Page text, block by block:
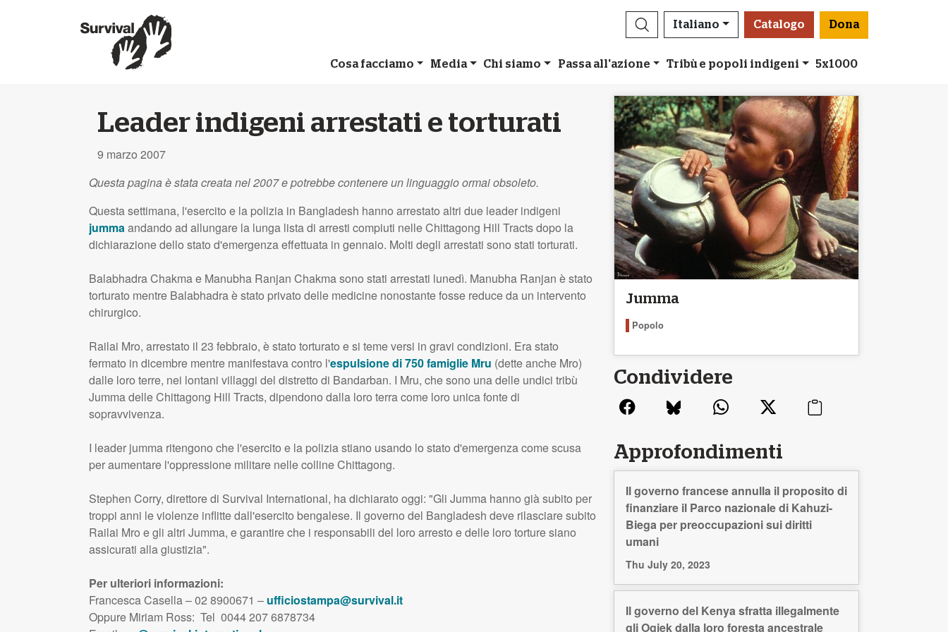
Italiano Catalogo Dona
Cosa facciamo Media Chi siamo Passa all'azione Tribù e popoli indigeni 5x1000
Leader indigeni arrestati e torturati
9 marzo 2007
Questa pagina è stata creata nel 2007 e potrebbe contenere un linguaggio ormai obsoleto.
Questa settimana, l'esercito e la polizia in Bangladesh hanno arrestato altri due leader indigeni
jummaandando ad allungare la lunga lista di arresti compiuti nelle Chittagong Hill Tracts dopo la
dichiarazione dello stato d'emergenza effettuata in gennaio. Molti degli arrestati sono stati torturati.
Balabhadra Chakma e Manubha Ranjan Chakma sono stati arrestati lunedì. Manubha Ranjan è stato
torturato mentre Balabhadra è stato privato delle medicine nonostante fosse reduce da un intervento
chirurgico.
Railai Mro, arrestato il 23 febbraio, è stato torturato e si teme versi in gravi condizioni. Era stato
fermato in dicembre mentre manifestava contro l'espulsione di 750 famiglie Mru (dette anche Mro)
dalle loro terre, nei lontani villaggi del distretto di Bandarban. I Mru, che sono una delle undici tribù
Jumma delle Chittagong Hill Tracts, dipendono dalla loro terra come loro unica fonte di
sopravvivenza.
I leader jumma ritengono che l'esercito e la polizia stiano usando lo stato d'emergenza come scusa
per aumentare l'oppressione militare nelle colline Chittagong.
Stephen Corry, direttore di Survival International, ha dichiarato oggi: "Gli Jumma hanno già subito per
troppi anni le violenze inflitte dall'esercito bengalese. Il governo del Bangladesh deve rilasciare subito
Railai Mro e gli altri Jumma, e garantire che i responsabili del loro arresto e delle loro torture siano
assicurati alla giustizia".
Per ulteriori informazioni:
Francesca Casella – 02 8900671 – ufficiostampa@survival.it
Oppure Miriam Ross: Tel 0044 207 6878734
Jumma
Popolo
Condividere
Approfondimenti
Il governo francese annulla il proposito di
finanziare il Parco nazionale di Kahuzi-
Biega per preoccupazioni sui diritti
umani
Thu July 20, 2023
Il governo del Kenya sfratta illegalmente
gli Ogiek dalla loro foresta ancestrale